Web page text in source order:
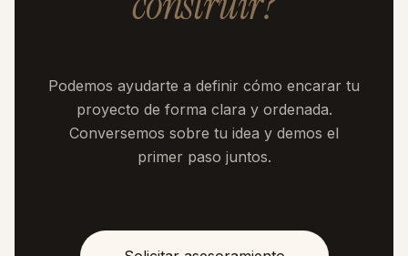
Podemos ayudarte a definir cómo encarar tu
proyecto de forma clara y ordenada.
Conversemos sobre tu idea y demos el
primer paso juntos.